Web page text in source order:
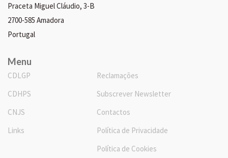
Praceta Miguel Cláudio, 3-B
2700-585 Amadora
Portugal
Menu
CDLGP
CDHPS
CNJS
Links
Reclamações
Subscrever Newsletter
Contactos
Política de Privacidade
Política de Cookies